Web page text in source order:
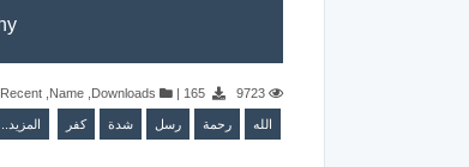
|
Downloads
Name
Recent
الله رحمة رسل شدة كفر المزيد..